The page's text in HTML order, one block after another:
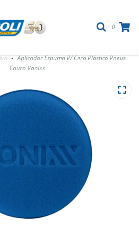
0
22 . 3513 . 1415
- Aplicador Espuma P/ Cera Plástico Pneus
Couro Vonixx